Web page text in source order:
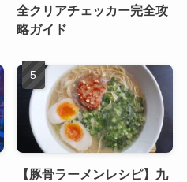
全クリアチェッカー完全攻
略ガイド
【豚骨ラーメンレシピ】九